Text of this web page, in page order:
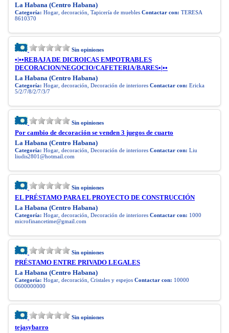
La Habana (Centro Habana)
Categoría: Hogar, decoración, Tapicería de muebles Contactar con: TERESA
8610370
Sin opiniones
•|••REBAJA DE DICROICAS EMPOTRABLES
DECORACION/NEGOCIO/CAFETERIA/BARES•|••
La Habana (Centro Habana)
Categoría: Hogar, decoración, Decoración de interiores Contactar con: Ericka
5/2/7/8/2/7/3/7
Sin opiniones
Por cambio de decoración se venden 3 juegos de cuarto
La Habana (Centro Habana)
Categoría: Hogar, decoración, Decoración de interiores Contactar con: Liu
liudis2801@hotmail.com
Sin opiniones
EL PRÉSTAMO PARA EL PROYECTO DE CONSTRUCCIÓN
La Habana (Centro Habana)
Categoría: Hogar, decoración, Decoración de interiores Contactar con: 1000
microfinancetime@gmail.com
Sin opiniones
PRÉSTAMO ENTRE PRIVADO LEGALES
La Habana (Centro Habana)
Categoría: Hogar, decoración, Cristales y espejos Contactar con: 10000
0600000000
Sin opiniones
tejasybarro